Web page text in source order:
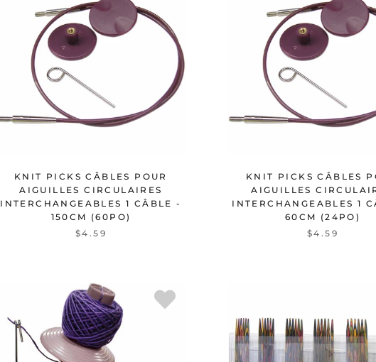
KNIT PICKS CÂBLES POUR
AIGUILLES CIRCULAIRES
INTERCHANGEABLES 1 CÂBLE -
150CM (60PO)
$4.59
KNIT PICKS CÂBLES
AIGUILLES
INTERCHANGEABLES 1
60CM (24PO)
$4.59